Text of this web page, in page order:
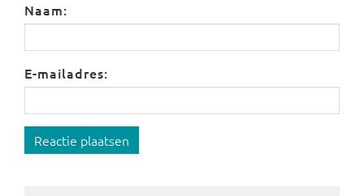
Naam:
E-mailadres:
Reactie plaatsen